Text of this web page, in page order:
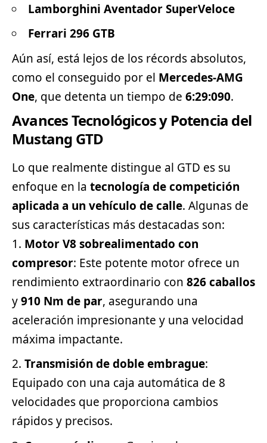
Lamborghini Aventador SuperVeloce
Ferrari 296 GTB
Aún así, está lejos de los récords absolutos,
como el conseguido por el Mercedes-AMG
One, que detenta un tiempo de 6:29:090.
Avances Tecnológicos y Potencia del
Mustang GTD
Lo que realmente distingue al GTD es su
enfoque en la tecnología de competición
aplicada a un vehículo de calle. Algunas de
sus características más destacadas son:
Motor V8 sobrealimentado con
compresor: Este potente motor ofrece un
rendimiento extraordinario con 826 caballos
y910 Nm de par, asegurando una
aceleración impresionante y una velocidad
máxima impactante.
Transmisión de doble embrague:
Equipado con una caja automática de 8
velocidades que proporciona cambios
rápidos y precisos.